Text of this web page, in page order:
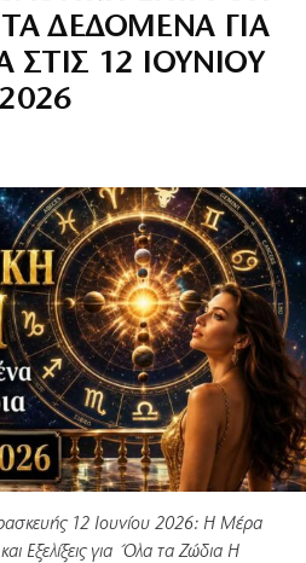
ΔΕΔΟΜΕΝΑ ΓΙΑ
ΣΤΙΣ 12 ΙΟΥΝΙΟΥ
2026
12 Ιουνίου 2026: Η Μέρα
Εξελίξεις για Όλα τα Ζώδια Η